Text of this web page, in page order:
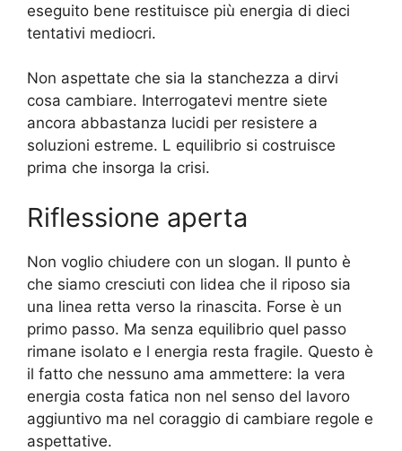
eseguito bene restituisce più energia di dieci
tentativi mediocri.
Non aspettate che sia la stanchezza a dirvi
cosa cambiare. Interrogatevi mentre siete
ancora abbastanza lucidi per resistere a
soluzioni estreme. L equilibrio si costruisce
prima che insorga la crisi.
Riflessione aperta
Non voglio chiudere con un slogan. Il punto è
che siamo cresciuti con lidea che il riposo sia
una linea retta verso la rinascita. Forse è un
primo passo. Ma senza equilibrio quel passo
rimane isolato e l energia resta fragile. Questo è
il fatto che nessuno ama ammettere: la vera
energia costa fatica non nel senso del lavoro
aggiuntivo ma nel coraggio di cambiare regole e
aspettative.